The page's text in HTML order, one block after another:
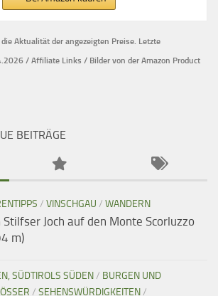
Aktualität der angezeigten Preise. Letzte
/ Affiliate Links / Bilder von der Amazon Product
BEITRÄGE
/ VINSCHGAU / WANDERN
Stilfser Joch auf den Monte Scorluzzo
m)
SÜDTIROLS SÜDEN/ BURGEN UND
/ SEHENSWÜRDIGKEITEN/